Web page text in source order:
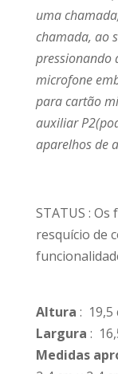
uma
chamada, ao
pressionando
microfone
para cartão
auxiliar
aparelhos de
STATUS :
resquício de
Altura : 19,5
Largura :
Medidas